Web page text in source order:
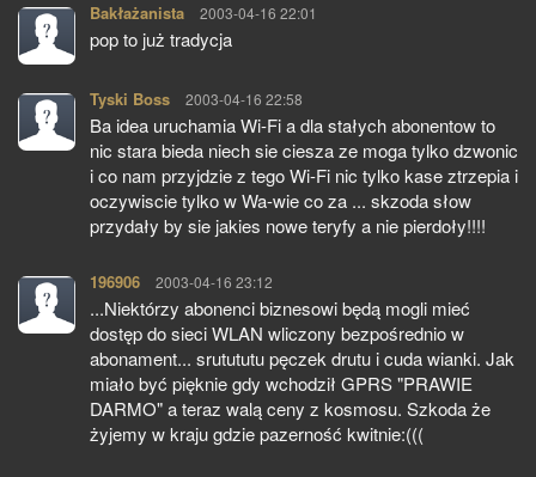
Bakłażanista pisze:
2003-04-16 22:01
pop to już tradycja
Tyski Boss pisze:
2003-04-16 22:58
Ba idea uruchamia Wi-Fi a dla stałych abonentow to
nic stara bieda niech sie ciesza ze moga tylko dzwonic
i co nam przyjdzie z tego Wi-Fi nic tylko kase ztrzepia i
oczywiscie tylko w Wa-wie co za ... skzoda słow
przydały by sie jakies nowe teryfy a nie pierdoły!!!!
196906 pisze:
2003-04-16 23:12
...Niektórzy abonenci biznesowi będą mogli mieć
dostęp do sieci WLAN wliczony bezpośrednio w
abonament... srutututu pęczek drutu i cuda wianki. Jak
miało być pięknie gdy wchodził GPRS "PRAWIE
DARMO" a teraz walą ceny z kosmosu. Szkoda że
żyjemy w kraju gdzie pazerność kwitnie:(((